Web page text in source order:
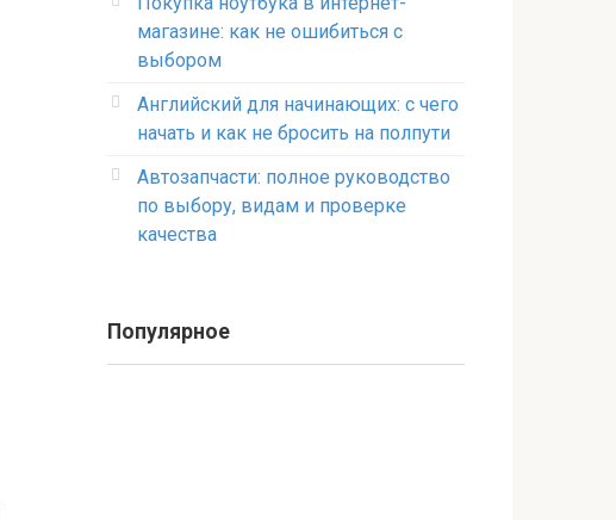
магазине: как не ошибиться с
выбором
Английский для начинающих: с чего
начать и как не бросить на полпути
Автозапчасти: полное руководство
по выбору, видам и проверке
качества
Популярное